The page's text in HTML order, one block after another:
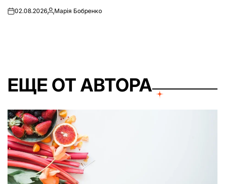
on02.08.2026Запись
Марія Бобренко
ЕЩЕ ОТ АВТОРА